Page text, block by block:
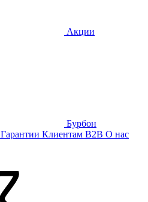
Акции
Бурбон
Гарантии Клиентам B2B О нас